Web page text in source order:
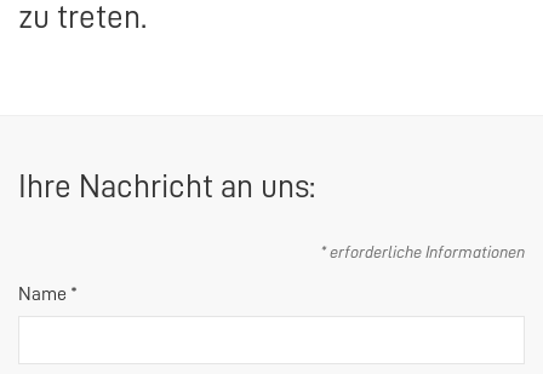
zu treten.
Ihre Nachricht an uns:
* erforderliche Informationen
Name *